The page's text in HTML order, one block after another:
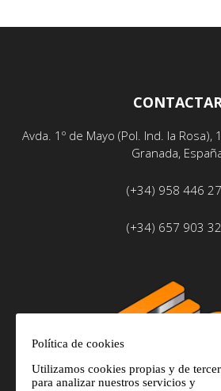
Avda. 1º de Mayo (Pol. Ind. la Rosa),
Granada,
(+34) 958 446
(+34) 657 903
Política de cookies
Utilizamos cookies propias y de
para analizar nuestros servicios y